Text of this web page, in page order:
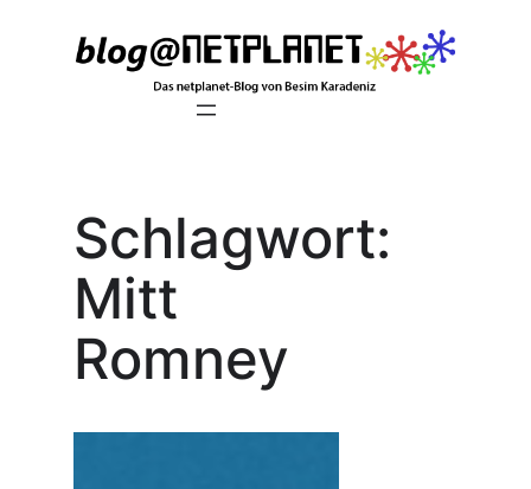
Schlagwort:
Mitt
Romney